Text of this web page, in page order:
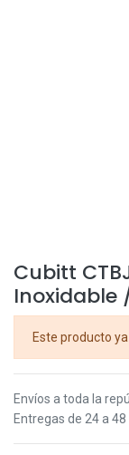
Cubitt
Inoxidable
Este producto
Envíos a toda la
Entregas de 24 a 48